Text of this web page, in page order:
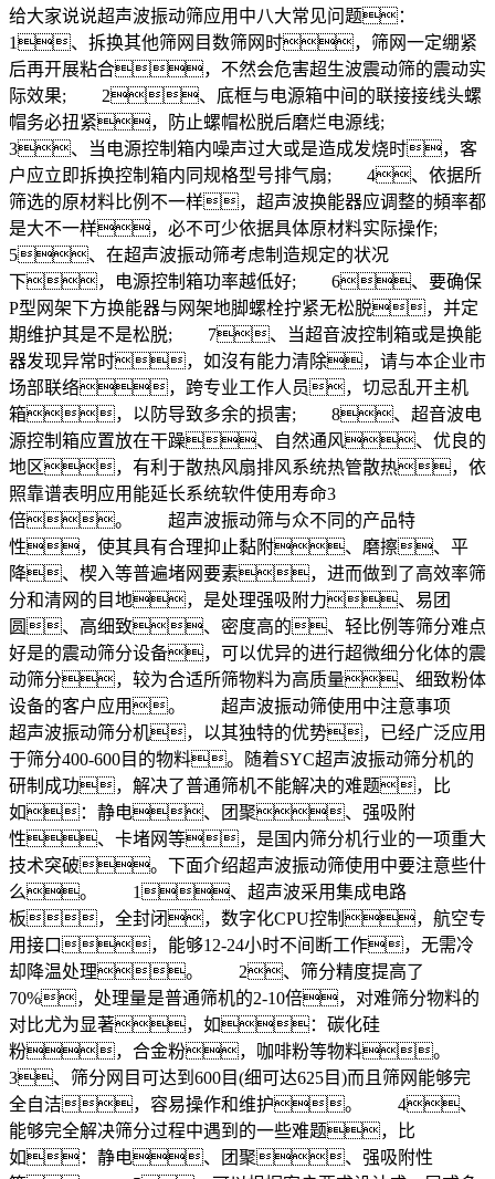
给大家说说超声波振动筛应用中八大常见问题：
1、拆换其他筛网目数筛网时，筛网一定绷紧
后再开展粘合，不然会危害超生波震动筛的震动实
际效果; 2、底框与电源箱中间的联接接线头螺
帽务必扭紧，防止螺帽松脱后磨烂电源线;
3、当电源控制箱内噪声过大或是造成发烧时，客
户应立即拆换控制箱内同规格型号排气扇; 4、依据所
筛选的原材料比例不一样，超声波换能器应调整的頻率都
是大不一样，必不可少依据具体原材料实际操作;
5、在超声波振动筛考虑制造规定的状况
下，电源控制箱功率越低好; 6、要确保
P型网架下方换能器与网架地脚螺栓拧紧无松脱，并定
期维护其是不是松脱; 7、当超音波控制箱或是换能
器发现异常时，如沒有能力清除，请与本企业市
场部联络，跨专业工作人员，切忌乱开主机
箱，以防导致多余的损害; 8、超音波电
源控制箱应置放在干躁、自然通风、优良的
地区，有利于散热风扇排风系统热管散热，依
照靠谱表明应用能延长系统软件使用寿命3
倍。 超声波振动筛与众不同的产品特
性，使其具有合理抑止黏附、磨擦、平
降、楔入等普遍堵网要素，进而做到了高效率筛
分和清网的目地，是处理强吸附力、易团
圆、高细致、密度高的、轻比例等筛分难点
好是的震动筛分设备，可以优异的进行超微细分化体的震
动筛分，较为合适所筛物料为高质量、细致粉体
设备的客户应用。 超声波振动筛使用中注意事项
超声波振动筛分机，以其独特的优势，已经广泛应用
于筛分400-600目的物料。随着SYC超声波振动筛分机的
研制成功，解决了普通筛机不能解决的难题，比
如：静电、团聚、强吸附
性、卡堵网等，是国内筛分机行业的一项重大
技术突破。下面介绍超声波振动筛使用中要注意些什
么。 1、超声波采用集成电路
板，全封闭，数字化CPU控制，航空专
用接口，能够12-24小时不间断工作，无需冷
却降温处理。 2、筛分精度提高了
70%，处理量是普通筛机的2-10倍，对难筛分物料的
对比尤为显著，如：碳化硅
粉，合金粉，咖啡粉等物料。
3、筛分网目可达到600目(细可达625目)而且筛网能够完
全自洁，容易操作和维护。 4、
能够完全解决筛分过程中遇到的一些难题，比
如：静电、团聚、强吸附性